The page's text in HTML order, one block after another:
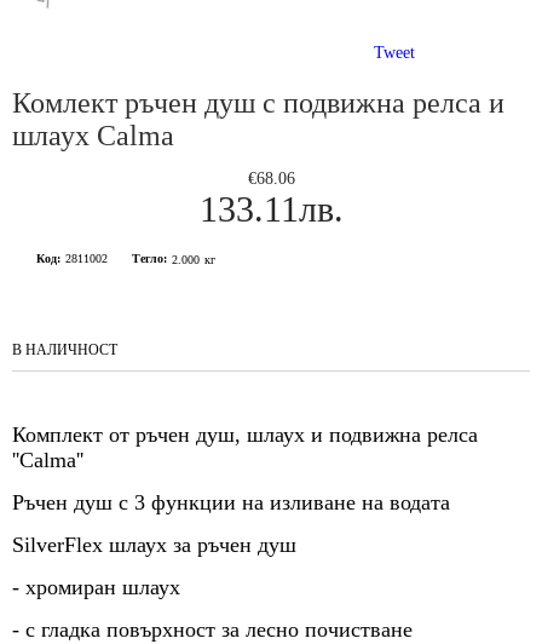
Tweet
Комлект ръчен душ с подвижна релса и
шлаух Calma
€68.06
133.11лв.
Код: 2811002 Тегло: 2.000 кг
В НАЛИЧНОСТ
Комплект от ръчен душ, шлаух и подвижна релса
''Calma''
Ръчен душ с 3 функции на изливане на водата
SilverFlex шлаух за ръчен душ
- хромиран шлаух
- с гладка повърхност за лесно почистване